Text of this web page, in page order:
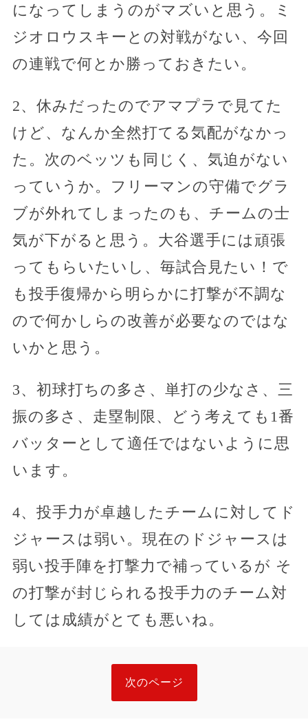
になってしまうのがマズいと思う。ミ
ジオロウスキーとの対戦がない、今回
の連戦で何とか勝っておきたい。
2、休みだったのでアマプラで見てた
けど、なんか全然打てる気配がなかっ
た。次のベッツも同じく、気迫がない
っていうか。フリーマンの守備でグラ
ブが外れてしまったのも、チームの士
気が下がると思う。大谷選手には頑張
ってもらいたいし、毎試合見たい！で
も投手復帰から明らかに打撃が不調な
ので何かしらの改善が必要なのではな
いかと思う。
3、初球打ちの多さ、単打の少なさ、三
振の多さ、走塁制限、どう考えても1番
バッターとして適任ではないように思
います。
4、投手力が卓越したチームに対してド
ジャースは弱い。現在のドジャースは
弱い投手陣を打撃力で補っているが そ
の打撃が封じられる投手力のチーム対
しては成績がとても悪いね。
次のページ